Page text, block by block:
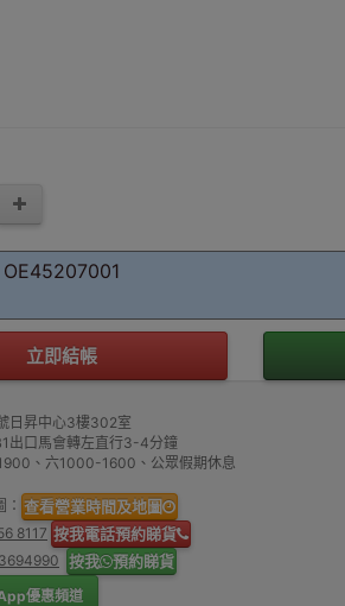
立即結帳
日昇中心3樓302室
出口馬會轉左直行3-4分鐘
、六1000-1600、公眾假期休息
查看營業時間及地圖
8117 按我電話預約睇貨
按我 預約睇貨
優惠頻道